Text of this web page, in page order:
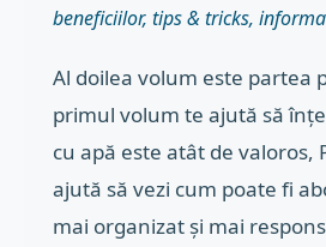
beneficiilor, tips & tricks,
Al doilea volum este partea
primul volum te ajută să
cu apă este atât de valoros,
ajută să vezi cum poate fi
mai organizat și mai